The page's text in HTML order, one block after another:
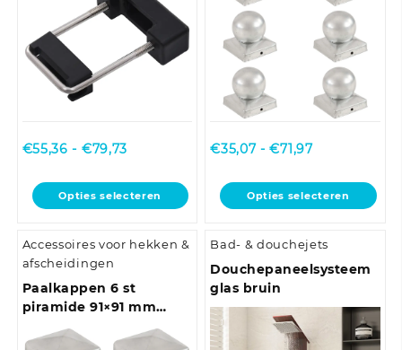
€55,36 - €79,73
tot
€79,73
Opties selecteren
Dit
product
meerdere
variaties.
Deze
optie
gekozen
€35,07 - €71,97Prijsklasse:
tot
€71,97
Opties selecteren
Dit
product
meerdere
variaties.
Deze
optie
kan
gekozen
Accessoires voor hekken &
afscheidingen
Paalkappen 6 st
piramide 91×91 mm
gegalvaniseerd metaal
Bad- & douchejets
Douchepaneelsysteem
glas bruin